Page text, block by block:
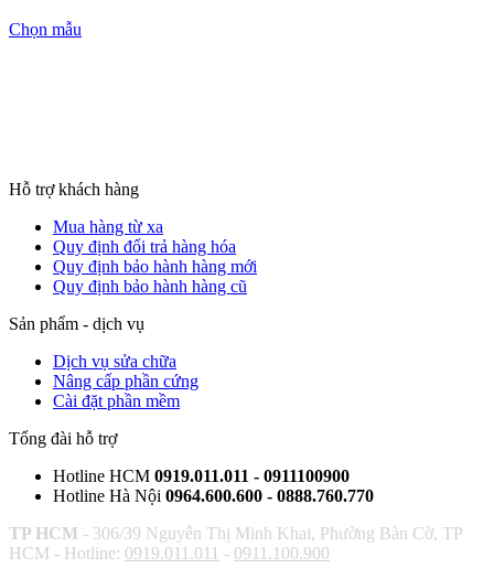
Chọn mẫu
Hỗ trợ khách hàng
Mua hàng từ xa
Quy định đổi trả hàng hóa
Quy định bảo hành hàng mới
Quy định bảo hành hàng cũ
Sản phẩm - dịch vụ
Dịch vụ sửa chữa
Nâng cấp phần cứng
Cài đặt phần mềm
Tổng đài hỗ trợ
Hotline HCM 0919.011.011 - 0911100900
Hotline Hà Nội 0964.600.600 - 0888.760.770
TP HCM - 306/39 Nguyễn Thị Minh Khai, Phường Bàn Cờ, TP
HCM - Hotline: 0919.011.011 - 0911.100.900